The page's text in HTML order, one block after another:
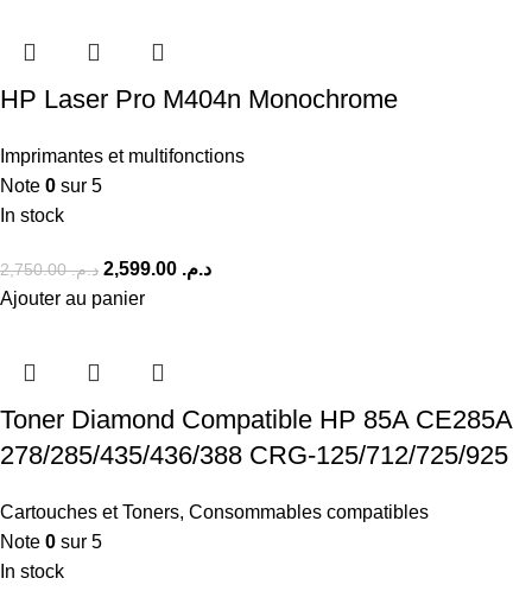
HP Laser Pro M404n Monochrome
Imprimantes et multifonctions
Note 0 sur 5
In stock
د.م.2,750.00 د.م.
Ajouter au panier
Toner Diamond Compatible HP 85A CE285A
278/285/435/436/388 CRG-125/712/725/925
Cartouches et Toners, Consommables compatibles
Note 0 sur 5
In stock